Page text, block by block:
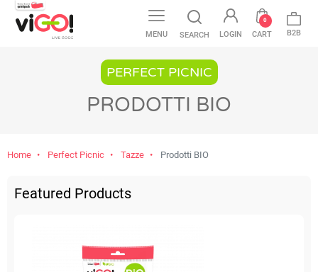
MENU SEARCH LOGIN CART
0
B2B
PERFECT PICNIC
PRODOTTI BIO
Home Perfect Picnic Tazze Prodotti BIO
Featured Products